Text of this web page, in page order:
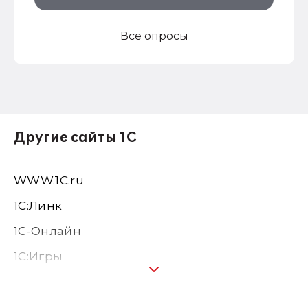
Все опросы
Другие сайты 1С
WWW.1С.ru
1С:Линк
1С-Онлайн
1C:Игры